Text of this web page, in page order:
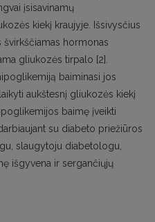
įsisavinamų
kiekį kraujyje. Išsivysčius
hormonas
gliukozės tirpalo [2].
baiminasi jos
aukštesnį gliukozės kiekį
baimę įveikti
su diabeto priežiūros
slaugytoju diabetologu,
išgyvena ir sergančiųjų